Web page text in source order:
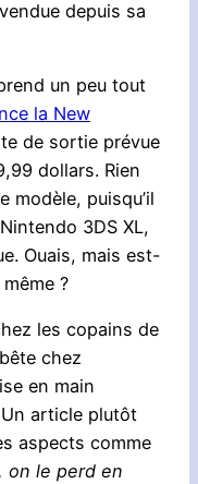
depuis sa
un peu tout
la New
de sortie prévue
dollars. Rien
modèle, puisqu’il
3DS XL,
Ouais, mais est-
?
les copains de
chez
en main
article plutôt
aspects comme
on le perd en